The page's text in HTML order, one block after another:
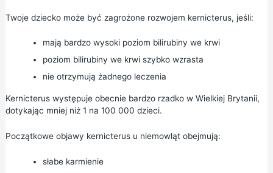
Twoje dziecko może być zagrożone rozwojem kernicterus, jeśli:
mają bardzo wysoki poziom bilirubiny we krwi
poziom bilirubiny we krwi szybko wzrasta
nie otrzymują żadnego leczenia
Kernicterus występuje obecnie bardzo rzadko w Wielkiej Brytanii,
dotykając mniej niż 1 na 100 000 dzieci.
Początkowe objawy kernicterus u niemowląt obejmują:
słabe karmienie